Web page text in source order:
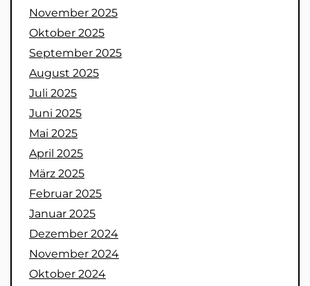
November 2025
Oktober 2025
September 2025
August 2025
Juli 2025
Juni 2025
Mai 2025
April 2025
März 2025
Februar 2025
Januar 2025
Dezember 2024
November 2024
Oktober 2024